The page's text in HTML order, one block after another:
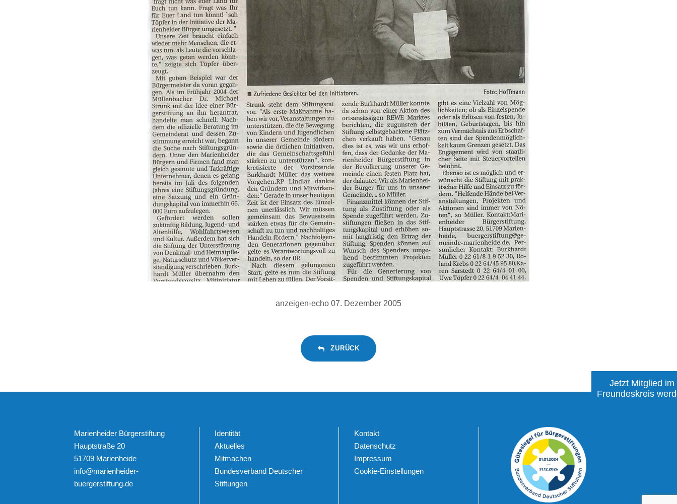
anzeigen-echo 07. Dezember 2005
ZURÜCK
Marienheider Bürgerstiftung
Hauptstraße 20
51709 Marienheide
info@marienheider-
buergerstiftung.de
Identität
Aktuelles
Mitmachen
Bundesverband Deutscher
Stiftungen
Kontakt
Datenschutz
Impressum
Cookie-Einstellungen
Jetzt Mitglied im
Freundeskreis